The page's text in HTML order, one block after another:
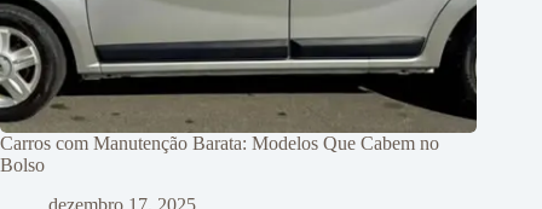
Carros com Manutenção Barata: Modelos Que Cabem no
Bolso
dezembro 17, 2025